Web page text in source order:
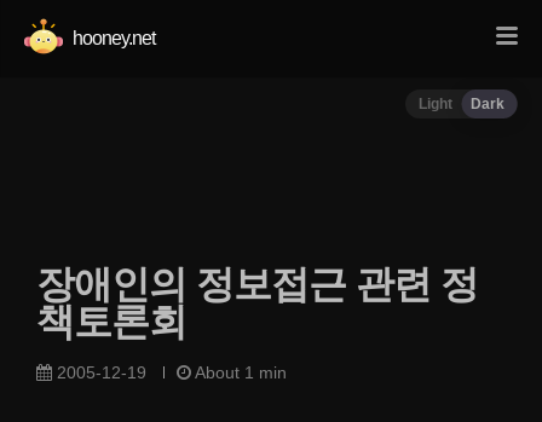
hooney.net
Light Dark
장애인의 정보접근 관련 정
책토론회
2005-12-19 About 1 min